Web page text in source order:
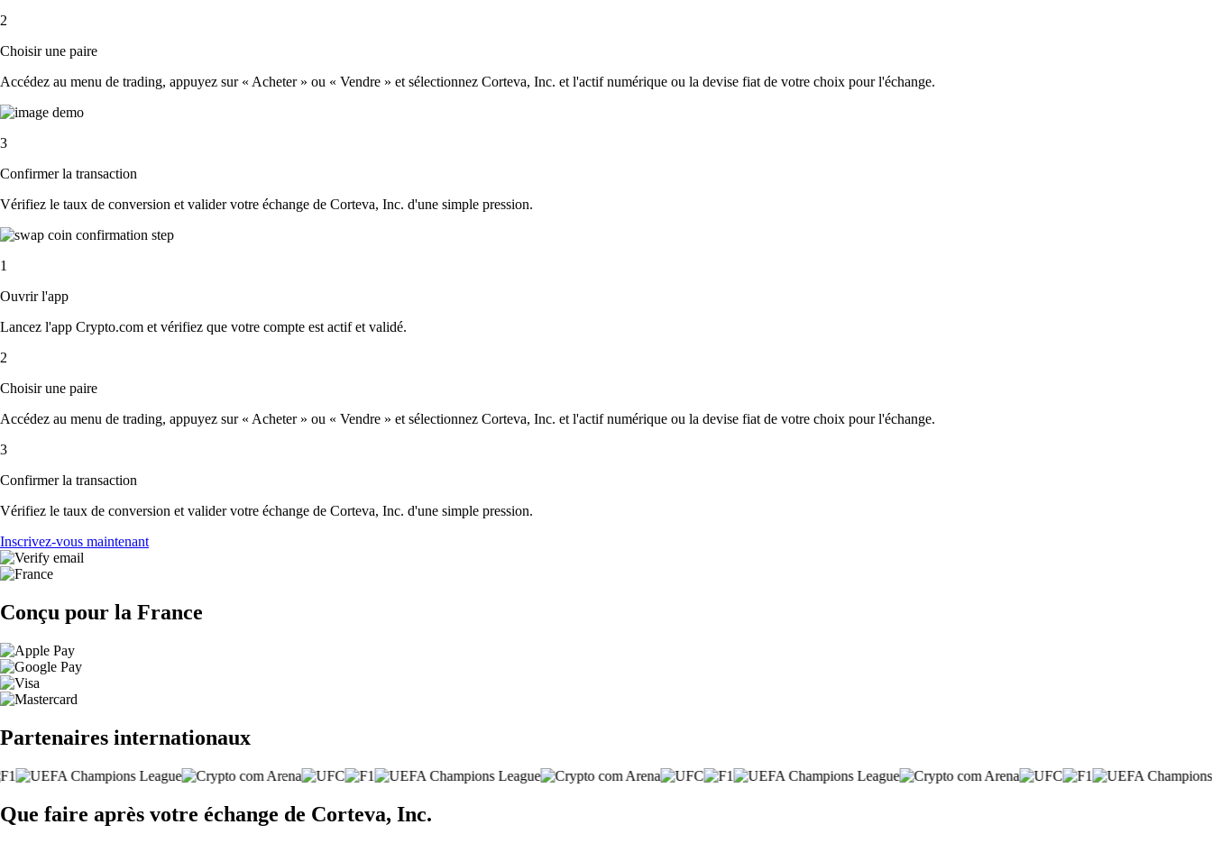
2
Choisir une paire
Accédez au menu de trading, appuyez sur « Acheter » ou « Vendre » et sélectionnez Corteva, Inc. et l'actif numérique ou la devise fiat de votre choix pour l'échange.
3
Confirmer la transaction
Vérifiez le taux de conversion et valider votre échange de Corteva, Inc. d'une simple pression.
1
Ouvrir l'app
Lancez l'app Crypto.com et vérifiez que votre compte est actif et validé.
2
Choisir une paire
Accédez au menu de trading, appuyez sur « Acheter » ou « Vendre » et sélectionnez Corteva, Inc. et l'actif numérique ou la devise fiat de votre choix pour l'échange.
3
Confirmer la transaction
Vérifiez le taux de conversion et valider votre échange de Corteva, Inc. d'une simple pression.
Inscrivez-vous maintenant
Conçu pour la France
Partenaires internationaux
Que faire après votre échange de Corteva, Inc.